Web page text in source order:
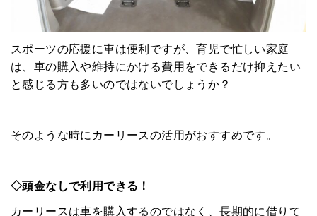
スポーツの応援に車は便利ですが、育児で忙しい家庭
は、車の購入や維持にかける費用をできるだけ抑えたい
と感じる方も多いのではないでしょうか？
そのような時にカーリースの活用がおすすめです。
◇頭金なしで利用できる！
カーリースは車を購入するのではなく、長期的に借りて